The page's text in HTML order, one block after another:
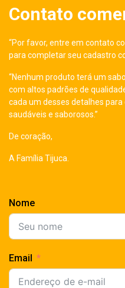
Contato
“Por favor, entre em contato
para completar seu cadastro
“Nenhum produto terá um
com altos padrões de
cada um desses detalhes
saudáveis e saborosos.”
De coração,
A Família Tijuca.
Nome
Email